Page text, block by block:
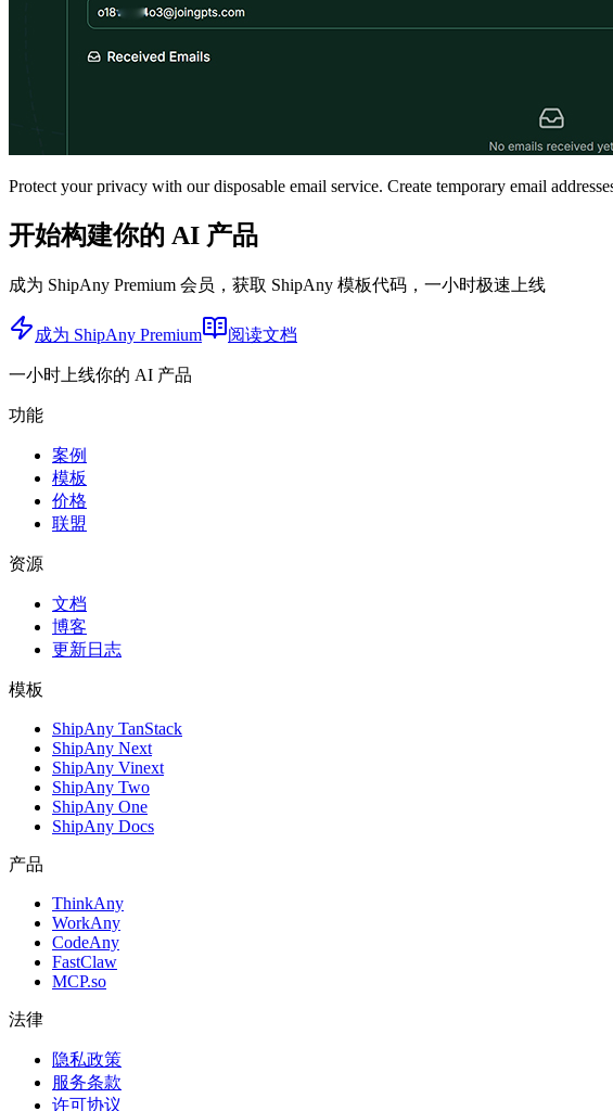
Protect your privacy with our disposable email service. Create temporary email
开始构建你的 AI 产品
成为 ShipAny Premium 会员，获取 ShipAny 模板代码，一小时极速上线
成为 ShipAny Premium 阅读文档
一小时上线你的 AI 产品
功能
案例
模板
价格
联盟
资源
文档
博客
更新日志
模板
ShipAny TanStack
ShipAny Next
ShipAny Vinext
ShipAny Two
ShipAny One
ShipAny Docs
产品
ThinkAny
WorkAny
CodeAny
FastClaw
MCP.so
法律
隐私政策
服务条款
许可协议